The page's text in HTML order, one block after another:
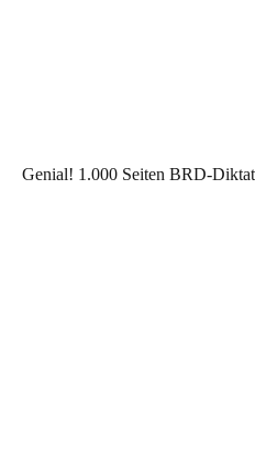
Genial! 1.000 Seiten BRD-